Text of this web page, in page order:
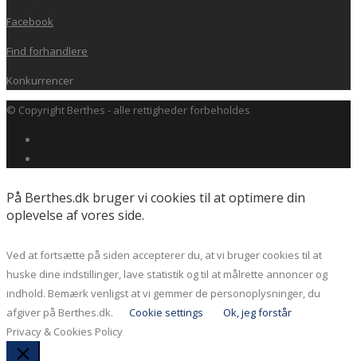
Facebook
Find forhandlere
Konkurrencer
© Copyright Berthes - alle rettigheder forbeholdes
På Berthes.dk bruger vi cookies til at optimere din
oplevelse af vores side.
Ved at fortsætte på siden accepterer du, at vi bruger cookies til at
huske dine indstillinger, lave statistik og til at målrette annoncer og
indhold. Bemærk venligst at vi gemmer de personoplysninger, du
afgiver på Berthes.dk.
Cookie settings
Ok, jeg forstår
Privacy & Cookies Policy